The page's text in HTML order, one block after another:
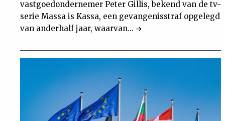
vastgoedondernemer Peter Gillis, bekend van de tv-
serie Massa is Kassa, een gevangenisstraf opgelegd
van anderhalf jaar, waarvan...